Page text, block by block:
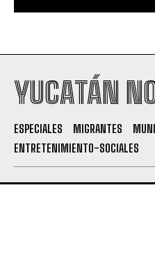
YUCATÁN
ESPECIALES MIGRANTES
ENTRETENIMIENTO-SOCIALES